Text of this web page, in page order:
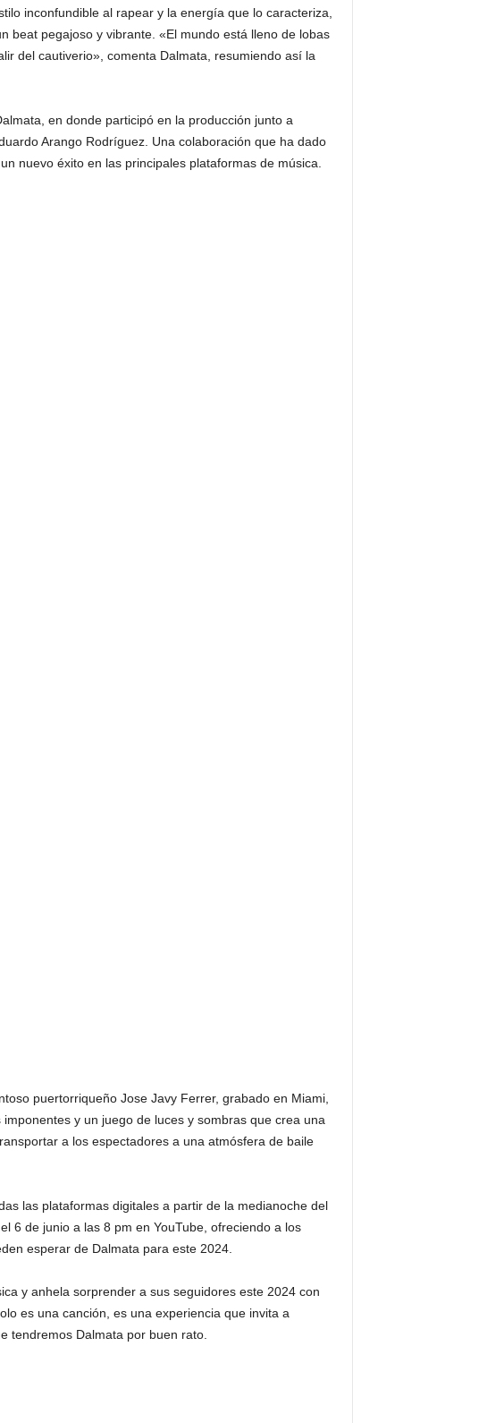
inconfundible al rapear y la energía que lo caracteriza,
beat pegajoso y vibrante. «El mundo está lleno de lobas
del cautiverio», comenta Dalmata, resumiendo así la
en donde participó en la producción junto a
Arango Rodríguez. Una colaboración que ha dado
nuevo éxito en las principales plataformas de música.
puertorriqueño Jose Javy Ferrer, grabado en Miami,
y un juego de luces y sombras que crea una
a los espectadores a una atmósfera de baile
las plataformas digitales a partir de la medianoche del
6 de junio a las 8 pm en YouTube, ofreciendo a los
esperar de Dalmata para este 2024.
y anhela sorprender a sus seguidores este 2024 con
es una canción, es una experiencia que invita a
tendremos Dalmata por buen rato.